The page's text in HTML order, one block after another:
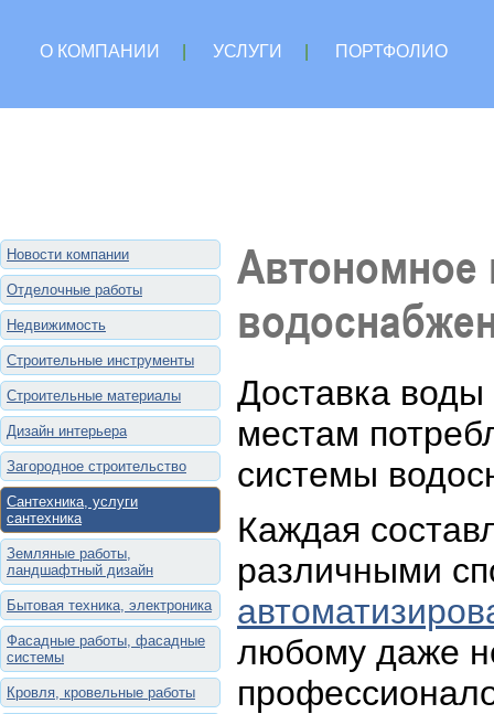
О КОМПАНИИ УСЛУГИ
ПОРТФОЛИО
Новости компании
Отделочные работы
Недвижимость
Строительные инструменты
Строительные материалы
Дизайн интерьера
Загородное строительство
Сантехника, услуги
сантехника
Земляные работы,
ландшафтный дизайн
Бытовая техника, электроника
Фасадные работы, фасадные
системы
Кровля, кровельные работы
Автономное
Доставка
местам
системы
Каждая
различными
любому даже